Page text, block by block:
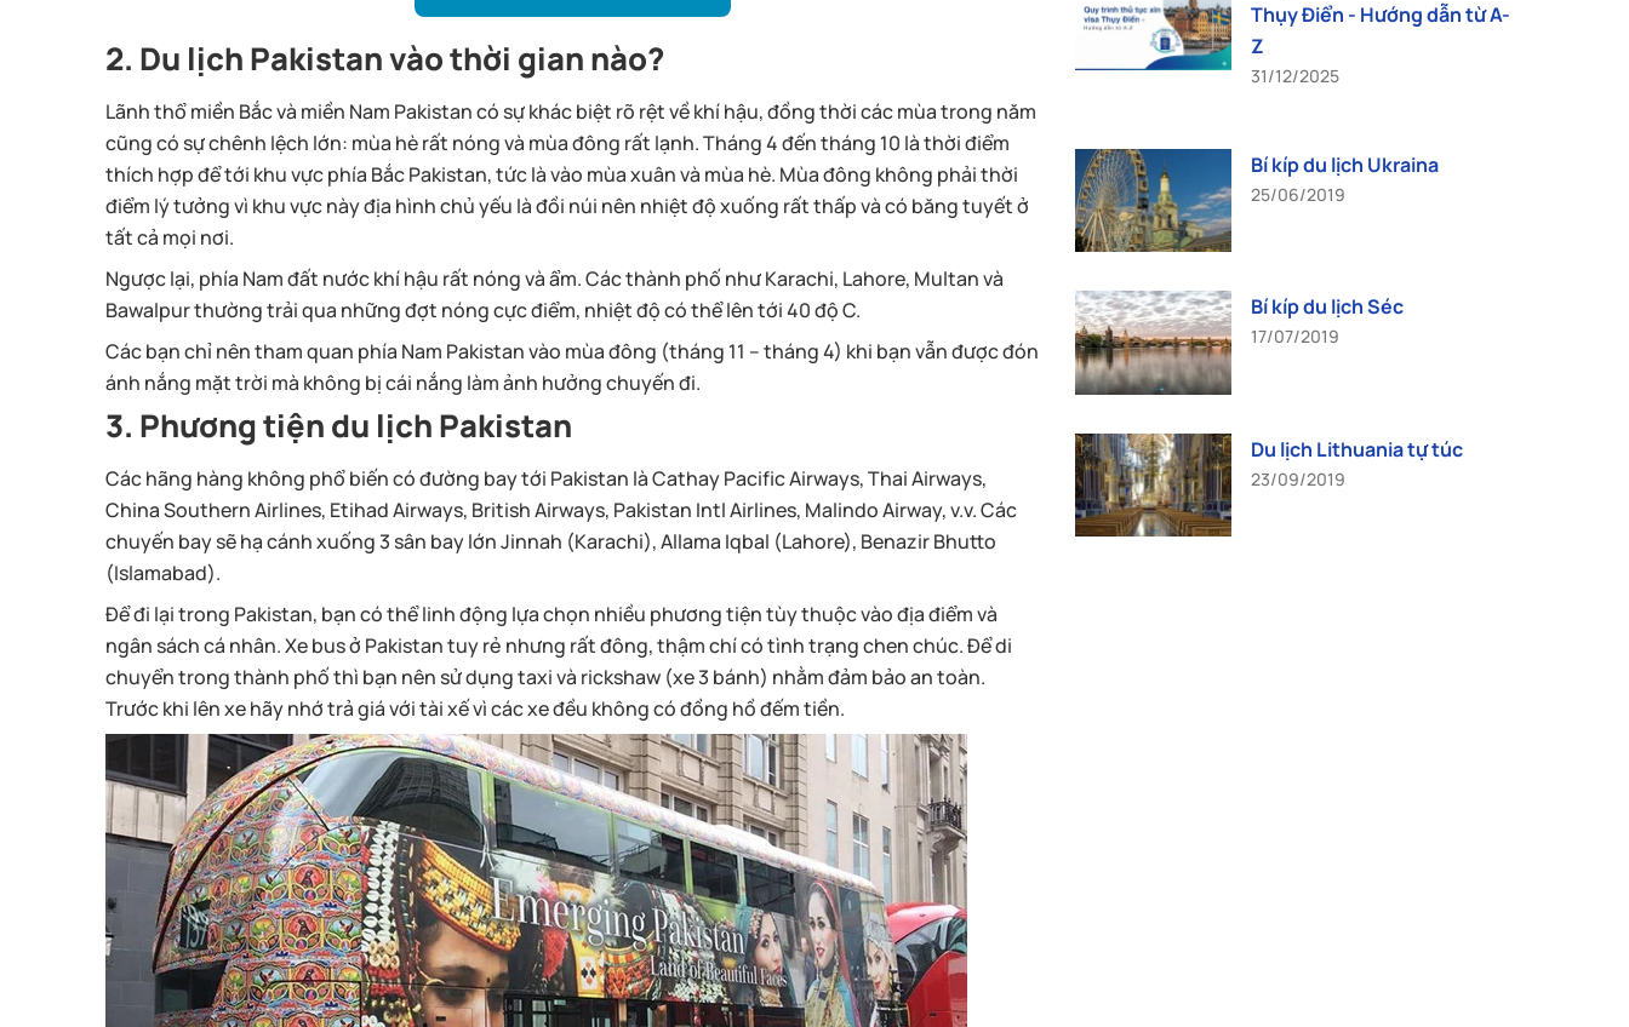
2. Du lịch Pakistan vào thời gian nào?
Lãnh thổ miền Bắc và miền Nam Pakistan có sự khác biệt rõ rệt về khí hậu, đồng thời các mùa trong năm
cũng có sự chênh lệch lớn: mùa hè rất nóng và mùa đông rất lạnh. Tháng 4 đến tháng 10 là thời điểm
thích hợp để tới khu vực phía Bắc Pakistan, tức là vào mùa xuân và mùa hè. Mùa đông không phải thời
điểm lý tưởng vì khu vực này địa hình chủ yếu là đồi núi nên nhiệt độ xuống rất thấp và có băng tuyết ở
tất cả mọi nơi.
Ngược lại, phía Nam đất nước khí hậu rất nóng và ẩm. Các thành phố như Karachi, Lahore, Multan và
Bawalpur thường trải qua những đợt nóng cực điểm, nhiệt độ có thể lên tới 40 độ C.
Các bạn chỉ nên tham quan phía Nam Pakistan vào mùa đông (tháng 11 – tháng 4) khi bạn vẫn được đón
ánh nắng mặt trời mà không bị cái nắng làm ảnh hưởng chuyến đi.
3. Phương tiện du lịch Pakistan
Các hãng hàng không phổ biến có đường bay tới Pakistan là Cathay Pacific Airways, Thai Airways,
China Southern Airlines, Etihad Airways, British Airways, Pakistan Intl Airlines, Malindo Airway, v.v. Các
chuyến bay sẽ hạ cánh xuống 3 sân bay lớn Jinnah (Karachi), Allama Iqbal (Lahore), Benazir Bhutto
(Islamabad).
Để đi lại trong Pakistan, bạn có thể linh động lựa chọn nhiều phương tiện tùy thuộc vào địa điểm và
ngân sách cá nhân. Xe bus ở Pakistan tuy rẻ nhưng rất đông, thậm chí có tình trạng chen chúc. Để di
chuyển trong thành phố thì bạn nên sử dụng taxi và rickshaw (xe 3 bánh) nhằm đảm bảo an toàn.
Trước khi lên xe hãy nhớ trả giá với tài xế vì các xe đều không có đồng hồ đếm tiền.
Thụy Điển - Hướng dẫn từ A-
Z
31/12/2025
Bí kíp du lịch Ukraina
25/06/2019
Bí kíp du lịch Séc
17/07/2019
Du lịch Lithuania tự túc
23/09/2019